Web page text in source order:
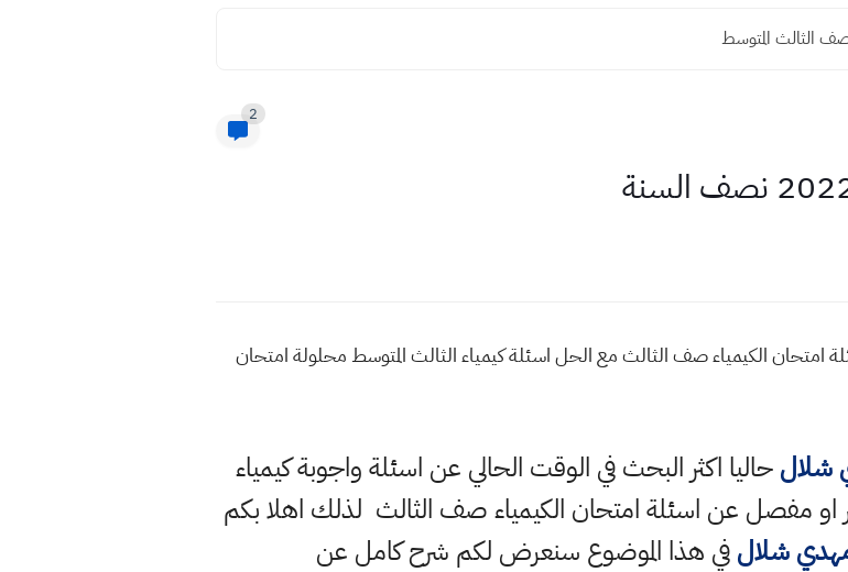
2
متوسط 2022 نصف السنة اسئلة امتحان الكيمياء صف الثالث مع الحل اسئلة كيمياء الثالث المتوسط محلولة امتحان
شلالحاليا اكثر البحث في الوقت الحالي عن اسئلة واجوبة كيمياء
مفصل عن اسئلة امتحان الكيمياء صف الثالث لذلك اهلا بكم
شلالفي هذا الموضوع سنعرض لكم شرح كامل عن